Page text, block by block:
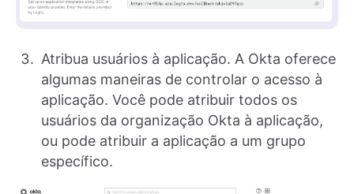
Atribua usuários à aplicação. A Okta oferece
algumas maneiras de controlar o acesso à
aplicação. Você pode atribuir todos os
usuários da organização Okta à aplicação,
ou pode atribuir a aplicação a um grupo
específico.